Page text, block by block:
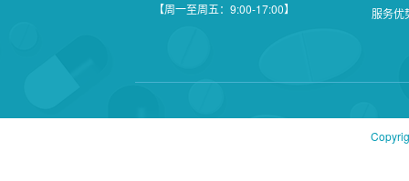
【周一至周五：9:00-17:00】
服务优